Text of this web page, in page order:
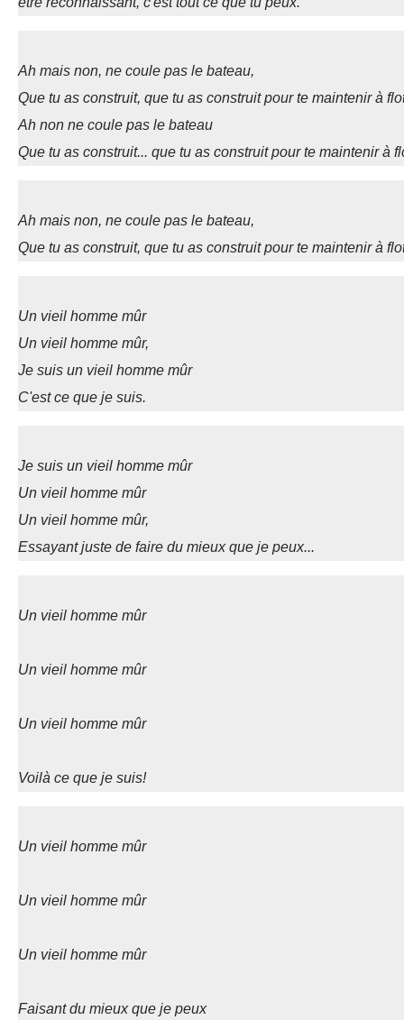
Ah mais non, ne coule pas le bateau,
Que tu as construit, que tu as construit pour te maintenir à
Ah non ne coule pas le bateau
Que tu as construit... que tu as construit pour te maintenir à
Ah mais non, ne coule pas le bateau,
Que tu as construit, que tu as construit pour te maintenir à
Un vieil homme mûr
Un vieil homme mûr,
Je suis un vieil homme mûr
C'est ce que je suis.
Je suis un vieil homme mûr
Un vieil homme mûr
Un vieil homme mûr,
Essayant juste de faire du mieux que je peux...
Un vieil homme mûr
Un vieil homme mûr
Un vieil homme mûr
Voilà ce que je suis!
Un vieil homme mûr
Un vieil homme mûr
Un vieil homme mûr
Faisant du mieux que je peux